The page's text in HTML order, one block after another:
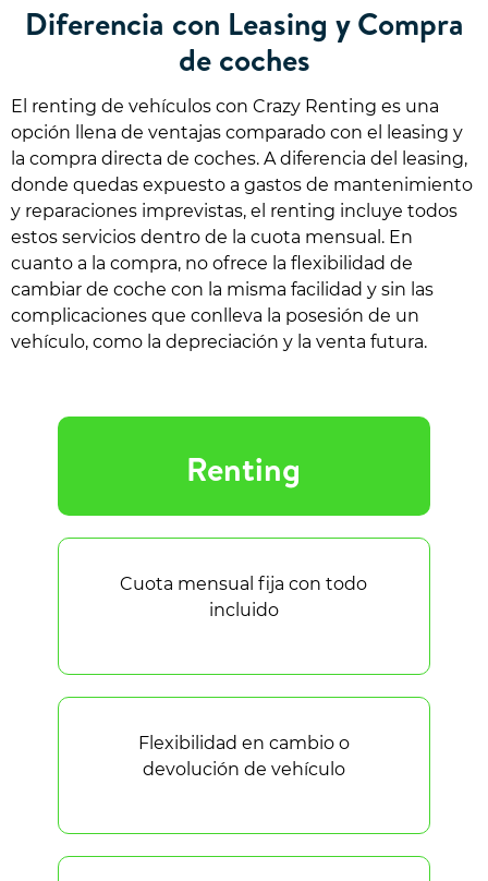
Diferencia con Leasing y Compra
de coches
El renting de vehículos con Crazy Renting es una
opción llena de ventajas comparado con el leasing y
la compra directa de coches. A diferencia del leasing,
donde quedas expuesto a gastos de mantenimiento
y reparaciones imprevistas, el renting incluye todos
estos servicios dentro de la cuota mensual. En
cuanto a la compra, no ofrece la flexibilidad de
cambiar de coche con la misma facilidad y sin las
complicaciones que conlleva la posesión de un
vehículo, como la depreciación y la venta futura.
Renting
Cuota mensual fija con todo
incluido
Flexibilidad en cambio o
devolución de vehículo